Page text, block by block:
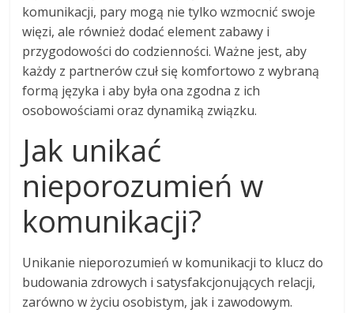
komunikacji, pary mogą nie tylko wzmocnić swoje
więzi, ale również dodać element zabawy i
przygodowości do codzienności. Ważne jest, aby
każdy z partnerów czuł się komfortowo z wybraną
formą języka i aby była ona zgodna z ich
osobowościami oraz dynamiką związku.
Jak unikać
nieporozumień w
komunikacji?
Unikanie nieporozumień w komunikacji to klucz do
budowania zdrowych i satysfakcjonujących relacji,
zarówno w życiu osobistym, jak i zawodowym.